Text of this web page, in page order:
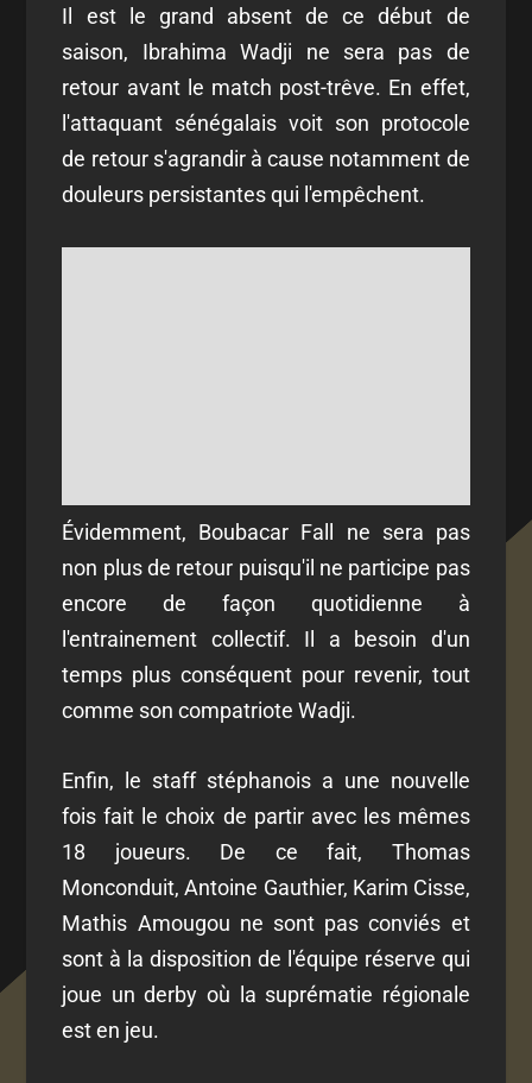
Il est le grand absent de ce début de
saison, Ibrahima Wadji ne sera pas de
retour avant le match post-trêve. En effet,
l'attaquant sénégalais voit son protocole
de retour s'agrandir à cause notamment de
douleurs persistantes qui l'empêchent.
Évidemment, Boubacar Fall ne sera pas
non plus de retour puisqu'il ne participe pas
encore de façon quotidienne à
l'entrainement collectif. Il a besoin d'un
temps plus conséquent pour revenir, tout
comme son compatriote Wadji.
Enfin, le staff stéphanois a une nouvelle
fois fait le choix de partir avec les mêmes
18 joueurs. De ce fait, Thomas
Monconduit, Antoine Gauthier, Karim Cisse,
Mathis Amougou ne sont pas conviés et
sont à la disposition de l'équipe réserve qui
joue un derby où la suprématie régionale
est en jeu.